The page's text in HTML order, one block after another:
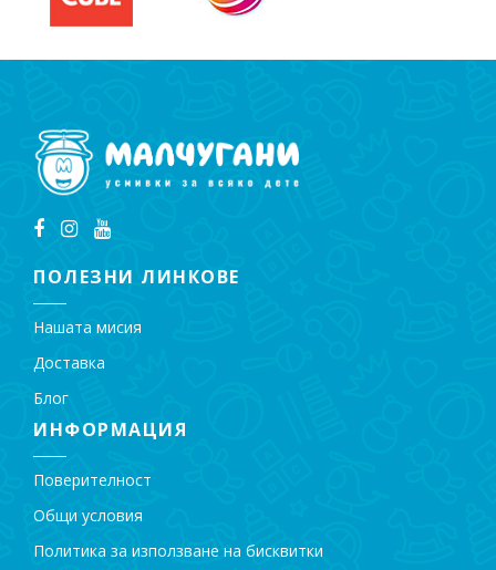
ПОЛЕЗНИ ЛИНКОВЕ
Нашата мисия
Доставка
Блог
ИНФОРМАЦИЯ
Поверителност
Общи условия
Политика за използване на бисквитки